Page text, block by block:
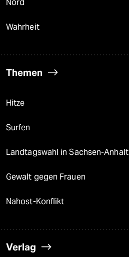
Nord
Wahrheit
Themen
Hitze
Surfen
Landtagswahl in Sachsen-Anhalt
Gewalt gegen Frauen
Nahost-Konflikt
Verlag